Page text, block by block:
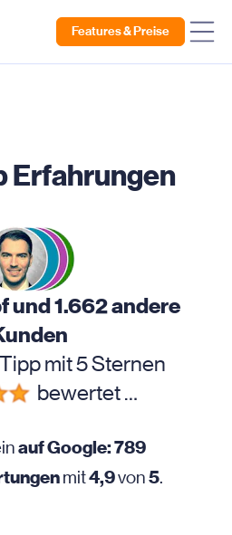
Features & Preise
Erfahrungen
und 1.662 andere
mit 5 Sternen
bewertet …
auf Google: 789
mit4,9von5.